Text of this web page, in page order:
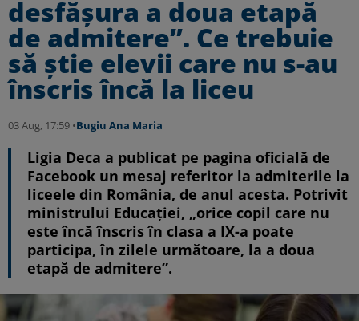
desfășura a doua etapă
de admitere”. Ce trebuie
să știe elevii care nu s-au
înscris încă la liceu
03 Aug, 17:59 •Bugiu ⁠Ana Maria
Ligia Deca a publicat pe pagina oficială de
Facebook un mesaj referitor la admiterile la
liceele din România, de anul acesta. Potrivit
ministrului Educației, „orice copil care nu
este încă înscris în clasa a IX-a poate
participa, în zilele următoare, la a doua
etapă de admitere”.